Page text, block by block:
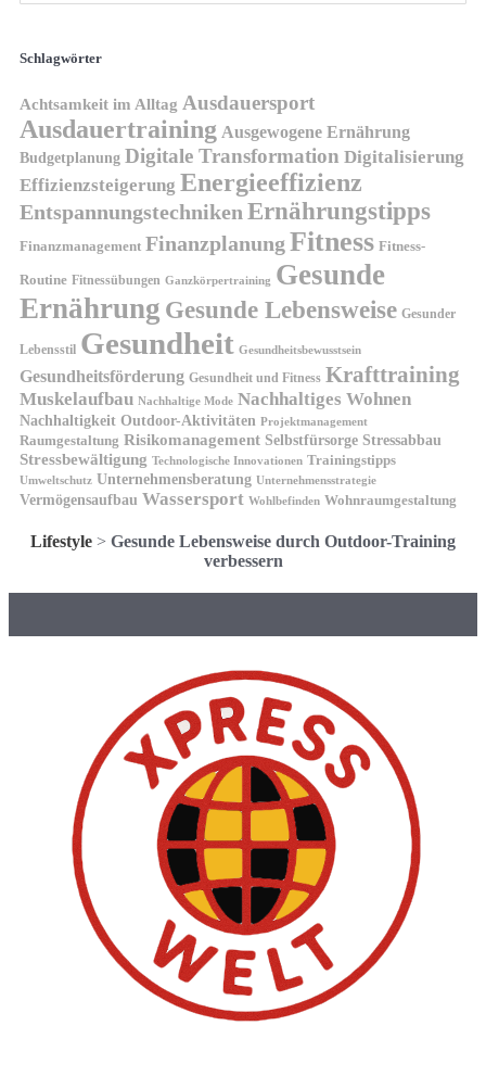
Schlagwörter
Achtsamkeit im Alltag Ausdauersport
Ausdauertraining Ausgewogene Ernährung
Budgetplanung Digitale Transformation Digitalisierung
Effizienzsteigerung Energieeffizienz
Entspannungstechniken Ernährungstipps
Finanzmanagement Finanzplanung Fitness Fitness-
Routine Fitnessübungen Ganzkörpertraining Gesunde
Ernährung Gesunde Lebensweise Gesunder
Lebensstil Gesundheit Gesundheitsbewusstsein
Gesundheitsförderung Gesundheit und Fitness Krafttraining
Muskelaufbau Nachhaltige Mode Nachhaltiges Wohnen
Nachhaltigkeit Outdoor-Aktivitäten Projektmanagement
Raumgestaltung Risikomanagement Selbstfürsorge Stressabbau
Stressbewältigung Technologische Innovationen Trainingstipps
Umweltschutz Unternehmensberatung Unternehmensstrategie
Vermögensaufbau Wassersport Wohlbefinden Wohnraumgestaltung
Lifestyle > Gesunde Lebensweise durch Outdoor-Training
verbessern